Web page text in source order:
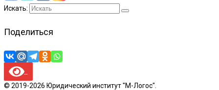
Искать:
Поделиться
© 2019-2026 Юридический институт "М-Логос".